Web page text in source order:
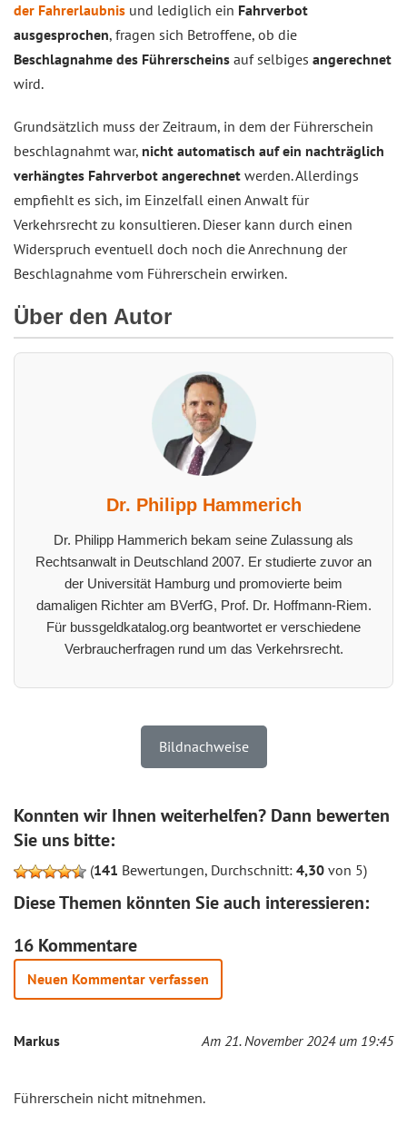
der Fahrerlaubnis und lediglich ein Fahrverbot
ausgesprochen, fragen sich Betroffene, ob die
Beschlagnahme des Führerscheins auf selbiges angerechnet
wird.
Grundsätzlich muss der Zeitraum, in dem der Führerschein
beschlagnahmt war, nicht automatisch auf ein nachträglich
verhängtes Fahrverbot angerechnet werden. Allerdings
empfiehlt es sich, im Einzelfall einen Anwalt für
Verkehrsrecht zu konsultieren. Dieser kann durch einen
Widerspruch eventuell doch noch die Anrechnung der
Beschlagnahme vom Führerschein erwirken.
Über den Autor
Dr. Philipp Hammerich
Dr. Philipp Hammerich bekam seine Zulassung als
Rechtsanwalt in Deutschland 2007. Er studierte zuvor an
der Universität Hamburg und promovierte beim
damaligen Richter am BVerfG, Prof. Dr. Hoffmann-Riem.
Für bussgeldkatalog.org beantwortet er verschiedene
Verbraucherfragen rund um das Verkehrsrecht.
Bildnachweise
Konnten wir Ihnen weiterhelfen? Dann bewerten
Sie uns bitte:
(141 Bewertungen, Durchschnitt: 4,30 von 5)
Diese Themen könnten Sie auch interessieren:
16 Kommentare
Neuen Kommentar verfassen
Markus Am 21. November 2024 um 19:45
Führerschein nicht mitnehmen.